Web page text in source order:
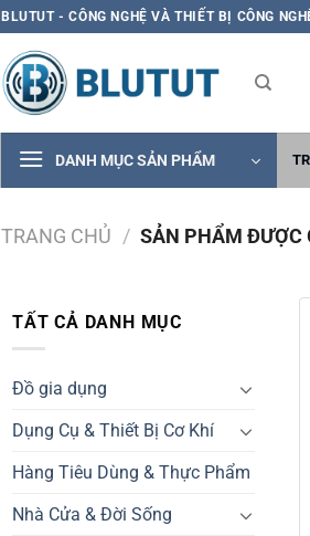
BLUTUT - CÔNG NGHỆ VÀ THIẾT BỊ CÔNG
DANH MỤC SẢN PHẨM
TRANG CHỦ / SẢN PHẨM ĐƯỢC
TẤT CẢ DANH MỤC
Đồ gia dụng
Dụng Cụ & Thiết Bị Cơ Khí
Hàng Tiêu Dùng & Thực Phẩm
Nhà Cửa & Đời Sống